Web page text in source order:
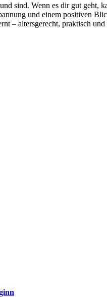
sind. Wenn es dir gut geht,
und einem positiven
– altersgerecht, praktisch